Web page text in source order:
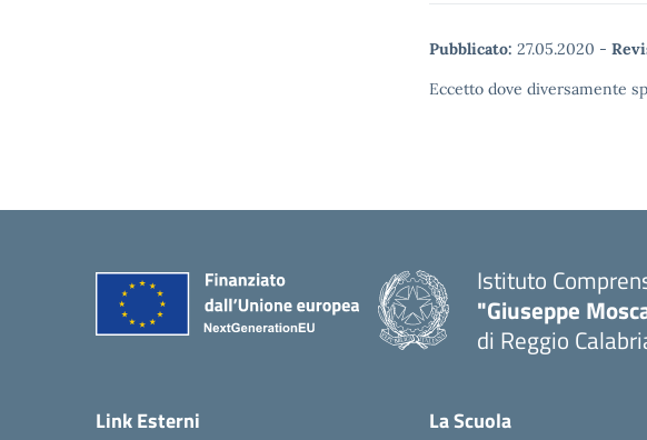
Pubblicato: 27.05.2020 -
Eccetto dove diversamente
Istituto
"Giuseppe
di Reggio
Link Esterni La Scuola